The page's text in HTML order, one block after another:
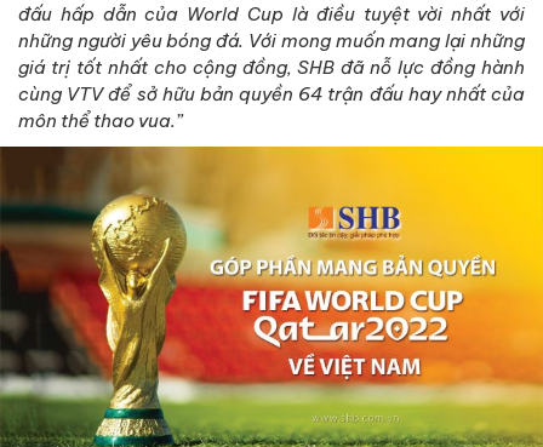
đấu hấp dẫn của World Cup là điều tuyệt vời nhất với
những người yêu bóng đá. Với mong muốn mang lại những
giá trị tốt nhất cho cộng đồng, SHB đã nỗ lực đồng hành
cùng VTV để sở hữu bản quyền 64 trận đấu hay nhất của
môn thể thao vua.”